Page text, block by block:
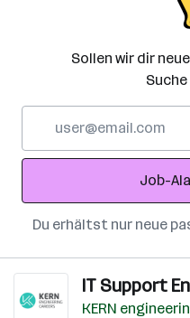
Sollen wir dir
Adresse
Job-
Du erhältst nur neue
IT Support
KERN